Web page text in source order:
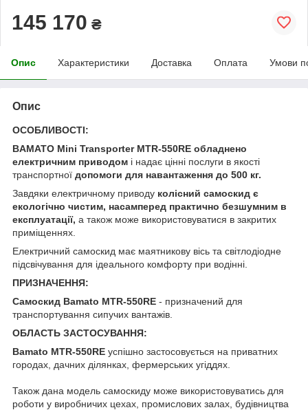
145 170 ₴
Опис Характеристики Доставка Оплата Умови
Опис
ОСОБЛИВОСТІ:
BAMATO Mini Transporter MTR-550RE обладнено
електричним приводом і надає цінні послуги в якості
транспортної допомоги для навантаження до 500 кг.
Завдяки електричному приводу колісний самоскид є
екологічно чистим, насамперед практично безшумним в
експлуатації, а також може використовуватися в закритих
приміщеннях.
Електричний самоскид має маятникову вісь та світлодіодне
підсвічування для ідеального комфорту при водінні.
ПРИЗНАЧЕННЯ:
Самоскид Bamato MTR-550RE - призначений для
транспортування сипучих вантажів.
ОБЛАСТЬ ЗАСТОСУВАННЯ:
Bamato MTR-550RE успішно застосовується на приватних
городах, дачних ділянках, фермерських угіддях.
Також дана модель самоскиду може використовуватись для
роботи у виробничих цехах, промислових залах, будівництва